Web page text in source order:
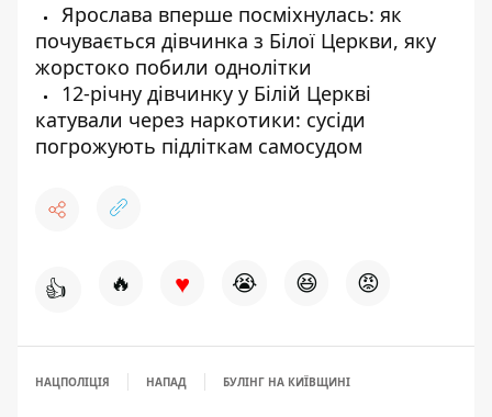
Ярослава вперше посміхнулась: як
почувається дівчинка з Білої Церкви, яку
жорстоко побили однолітки
12-річну дівчинку у Білій Церкві
катували через наркотики: сусіди
погрожують підліткам самосудом
👍 🔥 ♥ 😭 😆 😡
НАЦПОЛІЦІЯ НАПАД БУЛІНГ НА КИЇВЩИНІ